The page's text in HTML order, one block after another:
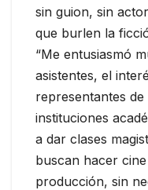
sin guion, sin
que burlen la
“Me entusiasmó
asistentes, el
representantes
instituciones
a dar clases
buscan hacer
producción, sin